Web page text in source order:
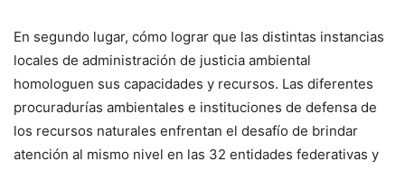
En segundo lugar, cómo lograr que las distintas instancias
locales de administración de justicia ambiental
homologuen sus capacidades y recursos. Las diferentes
procuradurías ambientales e instituciones de defensa de
los recursos naturales enfrentan el desafío de brindar
atención al mismo nivel en las 32 entidades federativas y